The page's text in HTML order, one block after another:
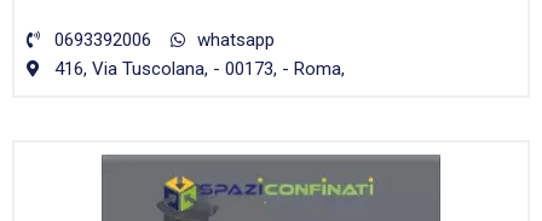
0693392006
whatsapp
416, Via Tuscolana, - 00173, - Roma,